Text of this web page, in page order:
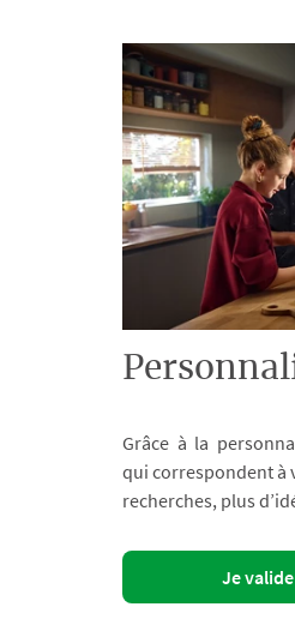
Grâce à la
qui correspondent à
recherches, plus
Je